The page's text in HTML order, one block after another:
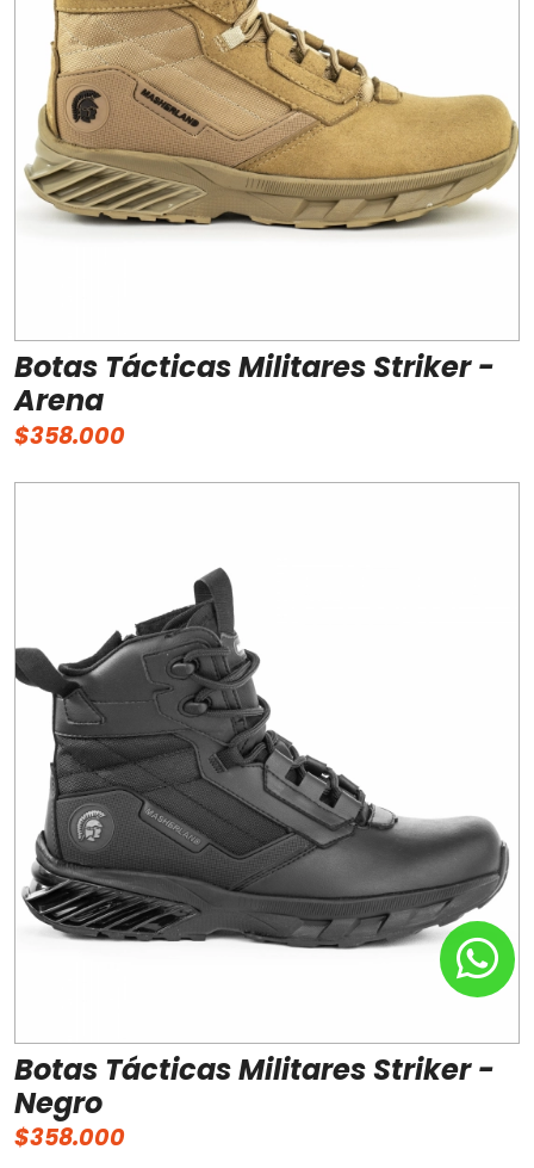
Botas Tácticas Militares Striker -
Arena
$358.000
Botas Tácticas Militares Striker -
Negro
$358.000